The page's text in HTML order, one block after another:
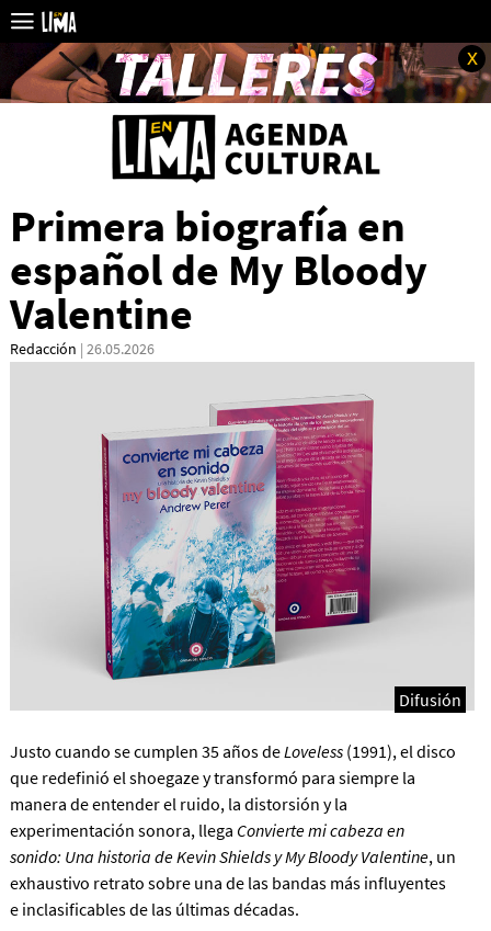
x
Primera biografía en
español de My Bloody
Valentine
Redacción | 26.05.2026
Difusión
Justo cuando se cumplen 35 años deLoveless(1991), el disco
que redefinió el shoegaze y transformó para siempre la
manera de entender el ruido, la distorsión y la
experimentación sonora, llega Convierte mi cabeza en
sonido: Una historia de Kevin Shields y My Bloody Valentine, un
exhaustivo retrato sobre una de las bandas más influyentes
e inclasificables de las últimas décadas.